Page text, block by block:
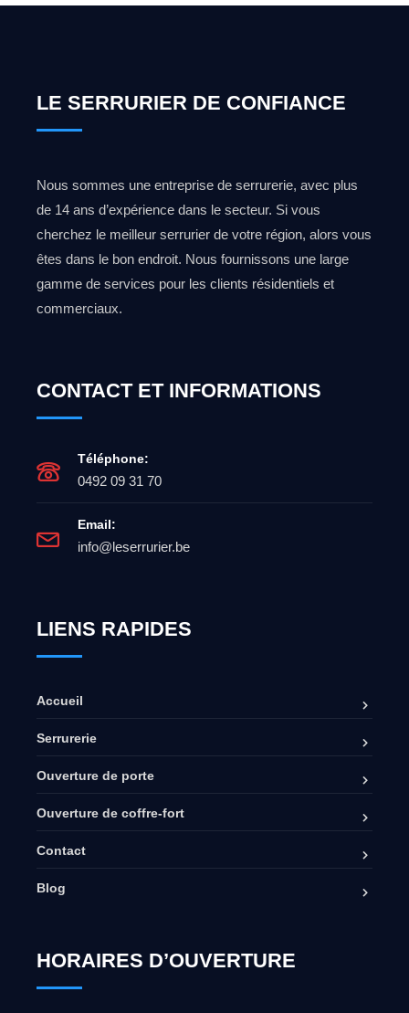
LE SERRURIER DE CONFIANCE
Nous sommes une entreprise de serrurerie, avec plus
de 14 ans d’expérience dans le secteur. Si vous
cherchez le meilleur serrurier de votre région, alors vous
êtes dans le bon endroit. Nous fournissons une large
gamme de services pour les clients résidentiels et
commerciaux.
CONTACT ET INFORMATIONS
Téléphone:
0492 09 31 70
Email:
info@leserrurier.be
LIENS RAPIDES
Accueil
Serrurerie
Ouverture de porte
Ouverture de coffre-fort
Contact
Blog
HORAIRES D’OUVERTURE